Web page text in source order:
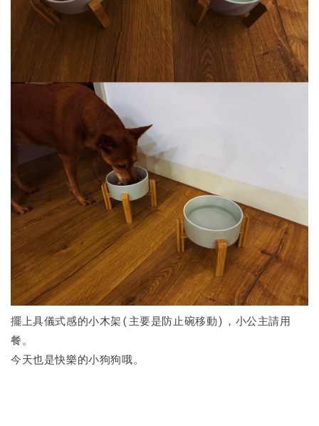
擺上具儀式感的小木架(主要是防止碗移動)，小公主請用
餐。
今天也是快樂的小狗狗哦。